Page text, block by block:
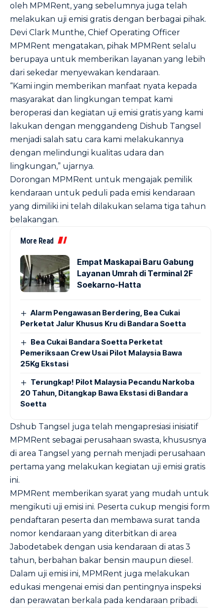
oleh MPMRent, yang sebelumnya juga telah
melakukan uji emisi gratis dengan berbagai pihak.
Devi Clark Munthe, Chief Operating Officer
MPMRent mengatakan, pihak MPMRent selalu
berupaya untuk memberikan layanan yang lebih
dari sekedar menyewakan kendaraan.
“Kami ingin memberikan manfaat nyata kepada
masyarakat dan lingkungan tempat kami
beroperasi dan kegiatan uji emisi gratis yang kami
lakukan dengan menggandeng Dishub Tangsel
menjadi salah satu cara kami melakukannya
dengan melindungi kualitas udara dan
lingkungan,” ujarnya.
Dorongan MPMRent untuk mengajak pemilik
kendaraan untuk peduli pada emisi kendaraan
yang dimiliki ini telah dilakukan selama tiga tahun
belakangan.
More Read
Empat Maskapai Baru Gabung
Layanan Umrah di Terminal 2F
Soekarno-Hatta
Alarm Pengawasan Berdering, Bea Cukai
Perketat Jalur Khusus Kru di Bandara Soetta
Bea Cukai Bandara Soetta Perketat
Pemeriksaan Crew Usai Pilot Malaysia Bawa
25Kg Ekstasi
Terungkap! Pilot Malaysia Pecandu Narkoba
20 Tahun, Ditangkap Bawa Ekstasi di Bandara
Soetta
Dshub Tangsel juga telah mengapresiasi inisiatif
MPMRent sebagai perusahaan swasta, khususnya
di area Tangsel yang pernah menjadi perusahaan
pertama yang melakukan kegiatan uji emisi gratis
ini.
MPMRent memberikan syarat yang mudah untuk
mengikuti uji emisi ini. Peserta cukup mengisi form
pendaftaran peserta dan membawa surat tanda
nomor kendaraan yang diterbitkan di area
Jabodetabek dengan usia kendaraan di atas 3
tahun, berbahan bakar bensin maupun diesel.
Dalam uji emisi ini, MPMRent juga melakukan
edukasi mengenai emisi dan pentingnya inspeksi
dan perawatan berkala pada kendaraan pribadi.